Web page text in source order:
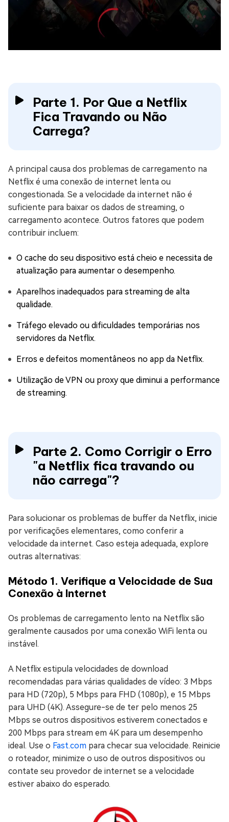
Parte 1. Por Que a Netflix
Fica Travando ou Não
Carrega?
A principal causa dos problemas de carregamento na
Netflix é uma conexão de internet lenta ou
congestionada. Se a velocidade da internet não é
suficiente para baixar os dados de streaming, o
carregamento acontece. Outros fatores que podem
contribuir incluem:
O cache do seu dispositivo está cheio e necessita de
atualização para aumentar o desempenho.
Aparelhos inadequados para streaming de alta
qualidade.
Tráfego elevado ou dificuldades temporárias nos
servidores da Netflix.
Erros e defeitos momentâneos no app da Netflix.
Utilização de VPN ou proxy que diminui a performance
de streaming.
Parte 2. Como Corrigir o Erro
"a Netflix fica travando ou
não carrega"?
Para solucionar os problemas de buffer da Netflix, inicie
por verificações elementares, como conferir a
velocidade da internet. Caso esteja adequada, explore
outras alternativas:
Método 1. Verifique a Velocidade de Sua
Conexão à Internet
Os problemas de carregamento lento na Netflix são
geralmente causados por uma conexão WiFi lenta ou
instável.
A Netflix estipula velocidades de download
recomendadas para várias qualidades de vídeo: 3 Mbps
para HD (720p), 5 Mbps para FHD (1080p), e 15 Mbps
para UHD (4K). Assegure-se de ter pelo menos 25
Mbps se outros dispositivos estiverem conectados e
200 Mbps para stream em 4K para um desempenho
ideal. Use o Fast.com para checar sua velocidade. Reinicie
o roteador, minimize o uso de outros dispositivos ou
contate seu provedor de internet se a velocidade
estiver abaixo do esperado.